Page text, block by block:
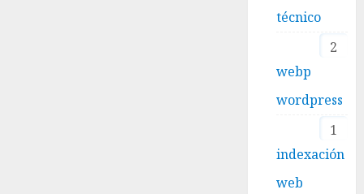
técnico
2
webp
wordpress
1
indexación
web